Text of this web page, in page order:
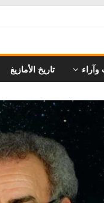
وآراء تاريخ الأمازيغ